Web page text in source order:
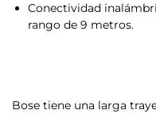
Conectividad
rango de 9 metros.
Bose tiene una larga